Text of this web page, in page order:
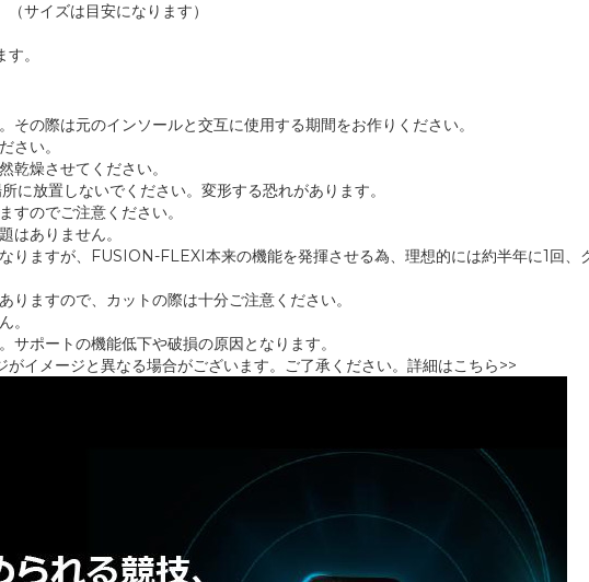
サイズは目安になります）
。
の際は元のインソールと交互に使用する期間をお作りください。
さい。
乾燥させてください。
放置しないでください。変形する恐れがあります。
すのでご注意ください。
はありません。
りますが、FUSION-FLEXI本来の機能を発揮させる為、理想的には約半年に1回、
ますので、カットの際は十分ご注意ください。
。
ポートの機能低下や破損の原因となります。
イメージと異なる場合がございます。ご了承ください。 詳細はこちら>>